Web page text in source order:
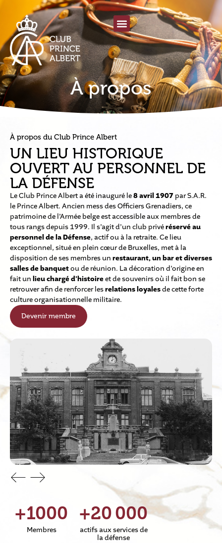
À propos
À propos du Club Prince Albert
UN LIEU HISTORIQUE
OUVERT AU PERSONNEL DE
LA DÉFENSE
Le Club Prince Albert a été inauguré le8 avril 1907 par S.A.R.
le Prince Albert. Ancien mess des Officiers Grenadiers, ce
patrimoine de l’Armée belge est accessible aux membres de
tous rangs depuis 1999. Il s’agit d’un club privéréservé au
personnel de la Défense, actif ou à la retraite. Ce lieu
exceptionnel, situé en plein cœur de Bruxelles, met à la
disposition de ses membres un restaurant, un bar et diverses
salles de banquetou de réunion. La décoration d’origine en
fait un lieu chargé d’histoireet de souvenirs où il fait bon se
retrouver afin de renforcer lesrelations loyalesde cette forte
culture organisationnelle militaire.
Devenir membre
+1000
Membres
+20000
actifs aux services de
la défense